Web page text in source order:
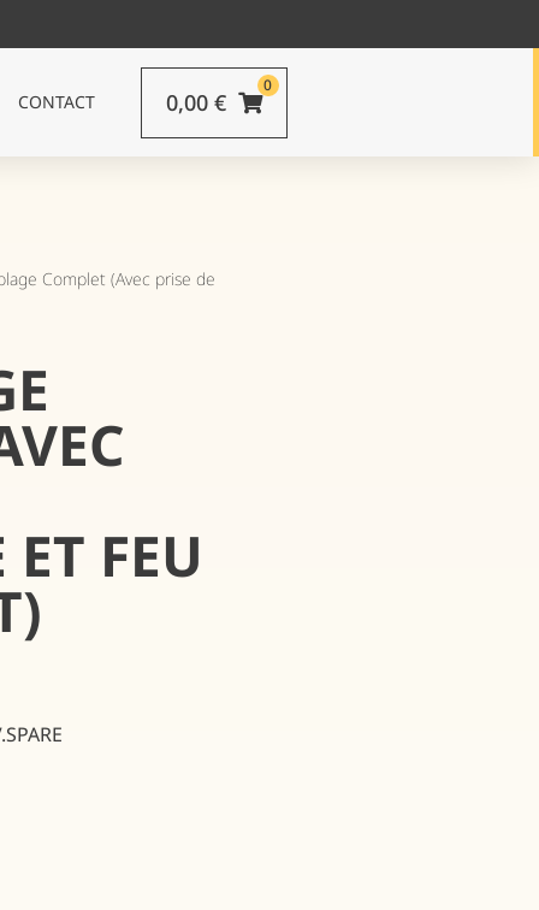
CONTACT
0
0,00 €
Complet (Avec prise de
FEU